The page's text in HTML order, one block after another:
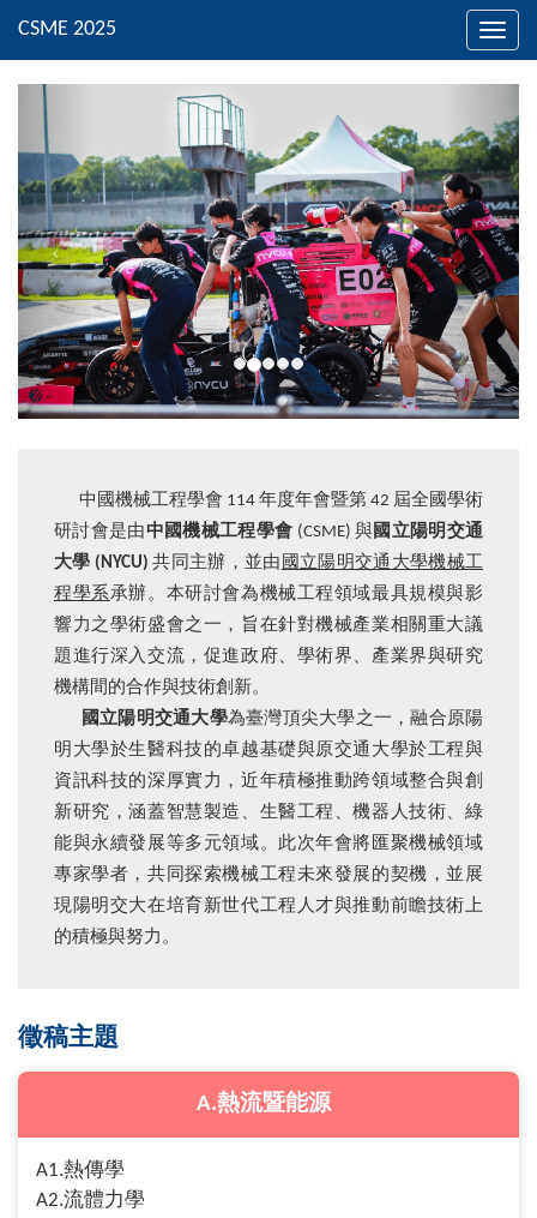
中國機械工程學會 114 年度年會暨第 42 屆全國學術
研討會是由中國機械工程學會 (CSME) 與國立陽明交通
大學 (NYCU)共同主辦，並由 國立陽明交通大學機械工
程學系承辦。本研討會為機械工程領域最具規模與影
響力之學術盛會之一，旨在針對機械產業相關重大議
題進行深入交流，促進政府、學術界、產業界與研究
機構間的合作與技術創新。
國立陽明交通大學為臺灣頂尖大學之一，融合原陽
明大學於生醫科技的卓越基礎與原交通大學於工程與
資訊科技的深厚實力，近年積極推動跨領域整合與創
新研究，涵蓋智慧製造、生醫工程、機器人技術、綠
能與永續發展等多元領域。此次年會將匯聚機械領域
專家學者，共同探索機械工程未來發展的契機，並展
現陽明交大在培育新世代工程人才與推動前瞻技術上
的積極與努力。
徵稿主題
A.熱流暨能源
A1.熱傳學
A2.流體力學